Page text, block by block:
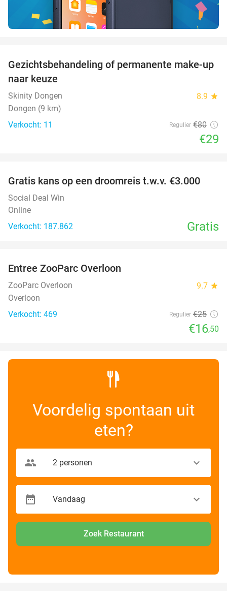
64%
Gezichtsbehandeling of permanente make-up
naar keuze
Skinity Dongen 8.9 star
Dongen (9 km)
Verkocht: 11
Regulier €80
€29
Gratis kans op een droomreis t.w.v. €3.000
Social Deal Win
Online
Verkocht: 187.862
Gratis
TODAY
Entree ZooParc Overloon
ZooParc Overloon 9.7 star
Overloon
Verkocht: 469
Regulier €25
€16,50
Voordelig spontaan uit
eten?
Zoek Restaurant